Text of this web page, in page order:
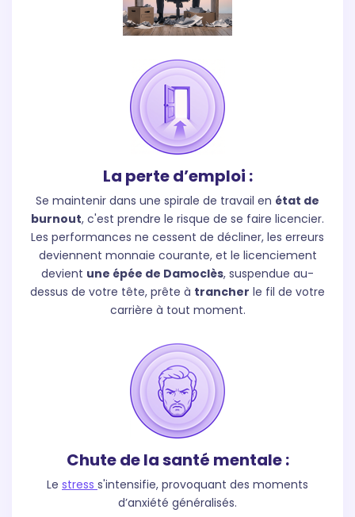
La perte d’emploi :
Se maintenir dans une spirale de travail en état de
burnout, c'est prendre le risque de se faire licencier.
Les performances ne cessent de décliner, les erreurs
deviennent monnaie courante, et le licenciement
devient une épée de Damoclès, suspendue au-
dessus de votre tête, prête à trancher le fil de votre
carrière à tout moment.
Chute de la santé mentale :
Le stress s'intensifie, provoquant des moments
d’anxiété généralisés.